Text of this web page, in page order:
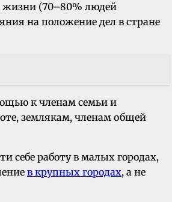
жизни (70–80% людей
на положение дел в стране
к членам семьи и
землякам, членам общей
себе работу в малых городах,
в крупных городах, а не